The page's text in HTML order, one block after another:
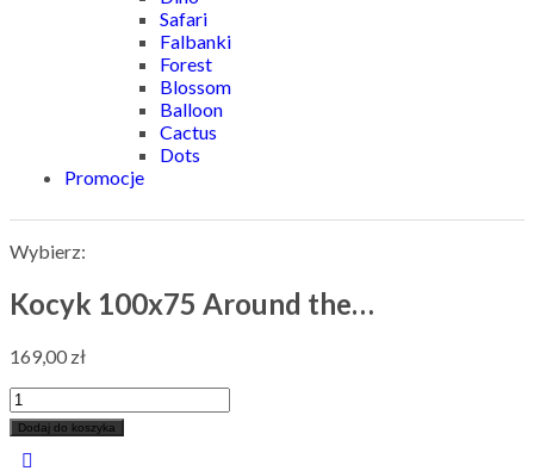
Safari
Falbanki
Forest
Blossom
Balloon
Cactus
Dots
Promocje
Wybierz:
Kocyk 100x75 Around the…
169,00 zł
Dodaj do koszyka